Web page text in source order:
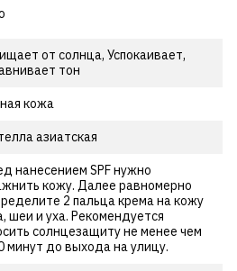
от солнца, Успокаивает,
тон
кожа
азиатская
нанесением SPF нужно
кожу. Далее равномерно
2 пальца крема на кожу
шеи и уха. Рекомендуется
солнцезащиту не менее чем
минут до выхода на улицу.